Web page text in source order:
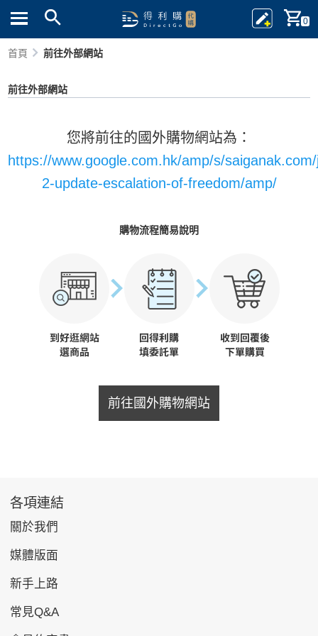
0
首頁 前往外部網站
前往外部網站
您將前往的國外購物網站為：
https://www.google.com.hk/amp/s/
2-update-escalation-of-freedom/amp/
購物流程簡易說明
前往國外購物網站
各項連結
關於我們
媒體版面
新手上路
常見Q&A